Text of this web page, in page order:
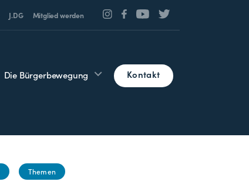
J.DG Mitglied werden
Die Bürgerbewegung Kontakt
Themen